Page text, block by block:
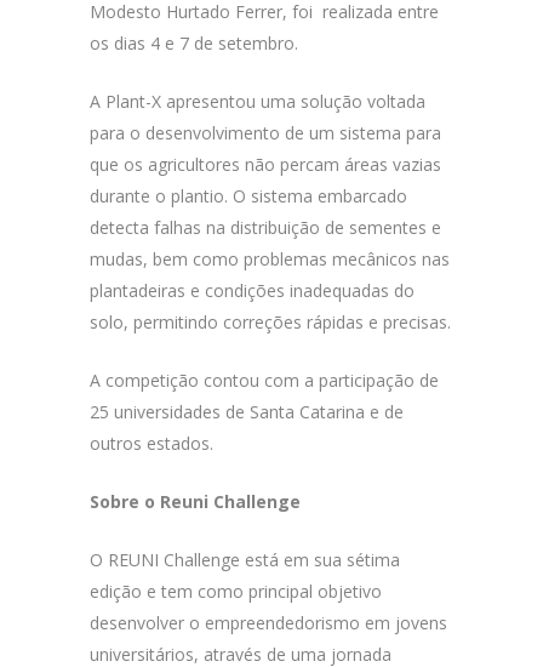
Modesto Hurtado Ferrer, foi realizada entre
os dias 4 e 7 de setembro.
A Plant-X apresentou uma solução voltada
para o desenvolvimento de um sistema para
que os agricultores não percam áreas vazias
durante o plantio. O sistema embarcado
detecta falhas na distribuição de sementes e
mudas, bem como problemas mecânicos nas
plantadeiras e condições inadequadas do
solo, permitindo correções rápidas e precisas.
A competição contou com a participação de
25 universidades de Santa Catarina e de
outros estados.
Sobre o Reuni Challenge
O REUNI Challenge está em sua sétima
edição e tem como principal objetivo
desenvolver o empreendedorismo em jovens
universitários, através de uma jornada